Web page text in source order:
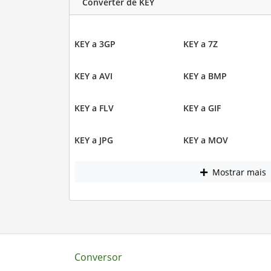
KEY a 3GP KEY a 7Z
KEY a AVI KEY a BMP
KEY a FLV KEY a GIF
KEY a JPG KEY a MOV
Mostrar mais
Conversor